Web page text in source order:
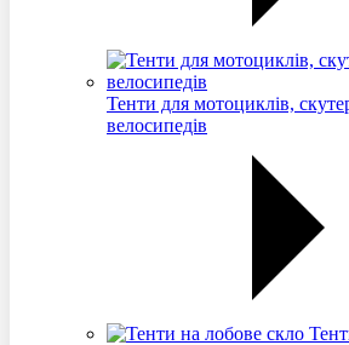
Тенти для мотоциклів,
велосипедів